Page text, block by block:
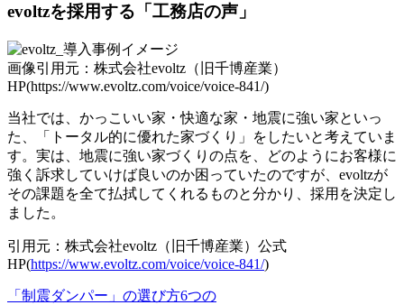
evoltzを採用する「工務店の声」
画像引用元：株式会社evoltz（旧千博産業）
HP(https://www.evoltz.com/voice/voice-841/)
当社では、かっこいい家・快適な家・地震に強い家といっ
た、「トータル的に優れた家づくり」をしたいと考えていま
す。実は、地震に強い家づくりの点を、どのようにお客様に
強く訴求していけば良いのか困っていたのですが、evoltzが
その課題を全て払拭してくれるものと分かり、採用を決定し
ました。
引用元：株式会社evoltz（旧千博産業）公式
HP(https://www.evoltz.com/voice/voice-841/)
「制震ダンパー」の選び方6つの